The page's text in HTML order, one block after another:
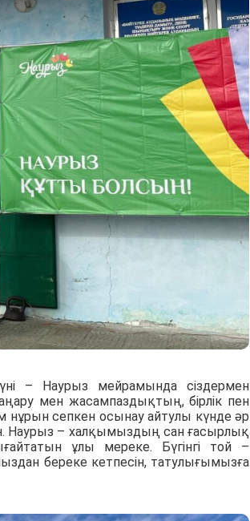
– Наурыз мейрамында сіздермен
мен жасампаздықтың, бірлік пен
нұрын сепкен осынау айтулы күнде әр
Наурыз – халқымыздың сан ғасырлық
ұлы мереке. Бүгінгі той –
береке кетпесін, татулығымызға